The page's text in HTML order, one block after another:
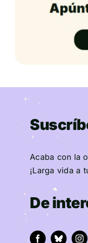
Acaba con la
¡Larga vida a
De